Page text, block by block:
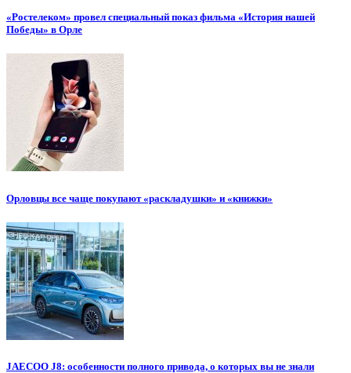
«Ростелеком» провел специальный показ фильма «История нашей
Победы» в Орле
Орловцы все чаще покупают «раскладушки» и «книжки»
JAECOO J8: особенности полного привода, о которых вы не знали